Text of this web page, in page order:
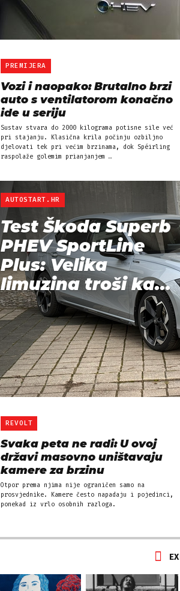
PREMIJERA
Vozi i naopako: Brutalno brzi
auto s ventilatorom konačno
ide u seriju
Sustav stvara do 2000 kilograma potisne sile već
pri stajanju. Klasična krila počinju ozbiljno
djelovati tek pri većim brzinama, dok Spéirling
raspolaže golemim prianjanjem …
AUTOSTART.HR
Test Škoda Superb
PHEV SportLine
Plus: Velika
limuzina troši ka...
REVOLT
Svaka peta ne radi: U ovoj
državi masovno uništavaju
kamere za brzinu
Otpor prema njima nije ograničen samo na
prosvjednike. Kamere često napadaju i pojedinci,
ponekad iz vrlo osobnih razloga.